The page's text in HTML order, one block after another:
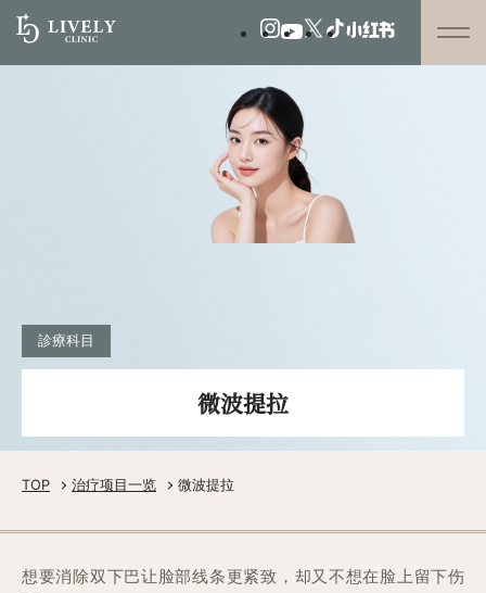
診療科目
微波提拉
TOP 治疗项目一览 微波提拉
想要消除双下巴让脸部线条更紧致，却又不想在脸上留下伤